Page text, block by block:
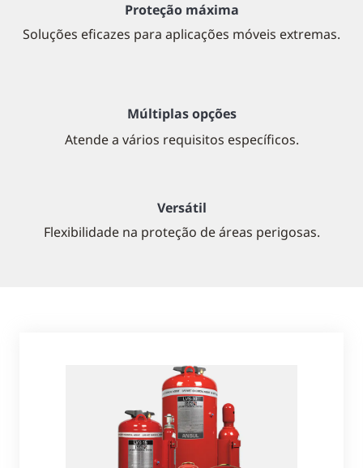
Proteção máxima
Soluções eficazes para aplicações móveis extremas.
Múltiplas opções
Atende a vários requisitos específicos.
Versátil
Flexibilidade na proteção de áreas perigosas.